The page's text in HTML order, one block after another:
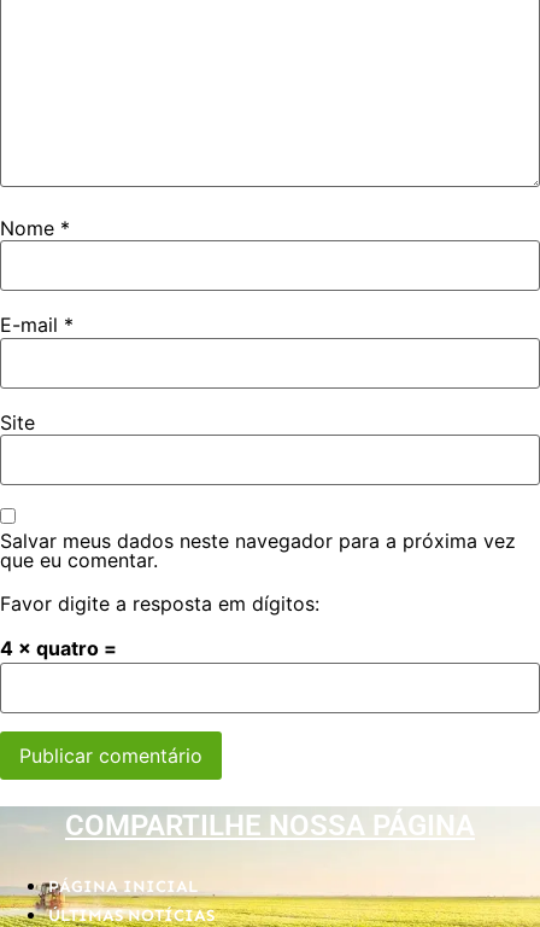
Nome *
E-mail *
Site
Salvar meus dados neste navegador para a próxima vez
que eu comentar.
Favor digite a resposta em dígitos:
4 × quatro =
COMPARTILHE NOSSA PÁGINA
PÁGINA INICIAL
ÚLTIMAS NOTÍCIAS